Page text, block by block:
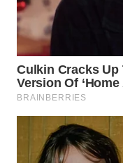
WN
TANGERANG
WN
BINJAI
WN
CIREBON